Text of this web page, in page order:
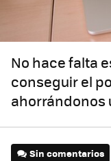
No hace falta
conseguir el
ahorrándonos
Sin comentarios